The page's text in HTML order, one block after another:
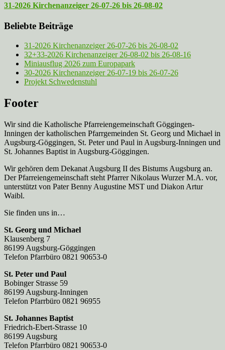
31-2026 Kirchenanzeiger 26-07-26 bis 26-08-02
Beliebte Beiträge
31-2026 Kirchenanzeiger 26-07-26 bis 26-08-02
32+33-2026 Kirchenanzeiger 26-08-02 bis 26-08-16
Miniausflug 2026 zum Europapark
30-2026 Kirchenanzeiger 26-07-19 bis 26-07-26
Projekt Schwedenstuhl
Footer
Wir sind die Katholische Pfarreien­gemeinschaft Göggingen-
Inningen der katholischen Pfarrgemeinden St. Georg und Michael in
Augsburg-Göggingen, St. Peter und Paul in Augsburg-Inningen und
St. Johannes Baptist in Augsburg-Göggingen.
Wir gehören dem Dekanat Augsburg II des Bistums Augsburg an.
Der Pfarreien­gemeinschaft steht Pfarrer Nikolaus Wurzer M.A. vor,
unterstützt von Pater Benny Augustine MST und Diakon Artur
Waibl.
Sie finden uns in…
St. Georg und Michael
Klausenberg 7
86199 Augsburg-Göggingen
Telefon Pfarrbüro 0821 90653-0
St. Peter und Paul
Bobinger Strasse 59
86199 Augsburg-Inningen
Telefon Pfarrbüro 0821 96955
St. Johannes Baptist
Friedrich-Ebert-Strasse 10
86199 Augsburg
Telefon Pfarrbüro 0821 90653-0